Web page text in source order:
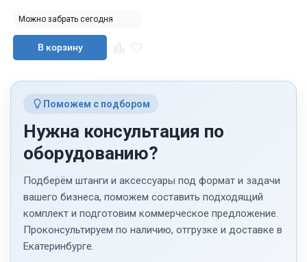
Можно забрать сегодня
В корзину
Поможем с подбором
Нужна консультация по
оборудованию?
Подберём штанги и аксессуары под формат и задачи
вашего бизнеса, поможем составить подходящий
комплект и подготовим коммерческое предложение.
Проконсультируем по наличию, отгрузке и доставке в
Екатеринбурге.